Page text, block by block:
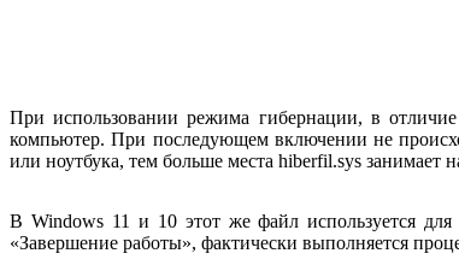
При использовании режима гибернации, в
компьютер. При последующем включении не
или ноутбука, тем больше места hiberfil.sys
В Windows 11 и 10 этот же файл используется
«Завершение работы», фактически выполняется